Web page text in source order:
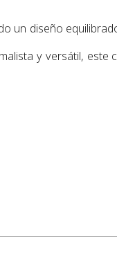
un diseño
y versátil, este